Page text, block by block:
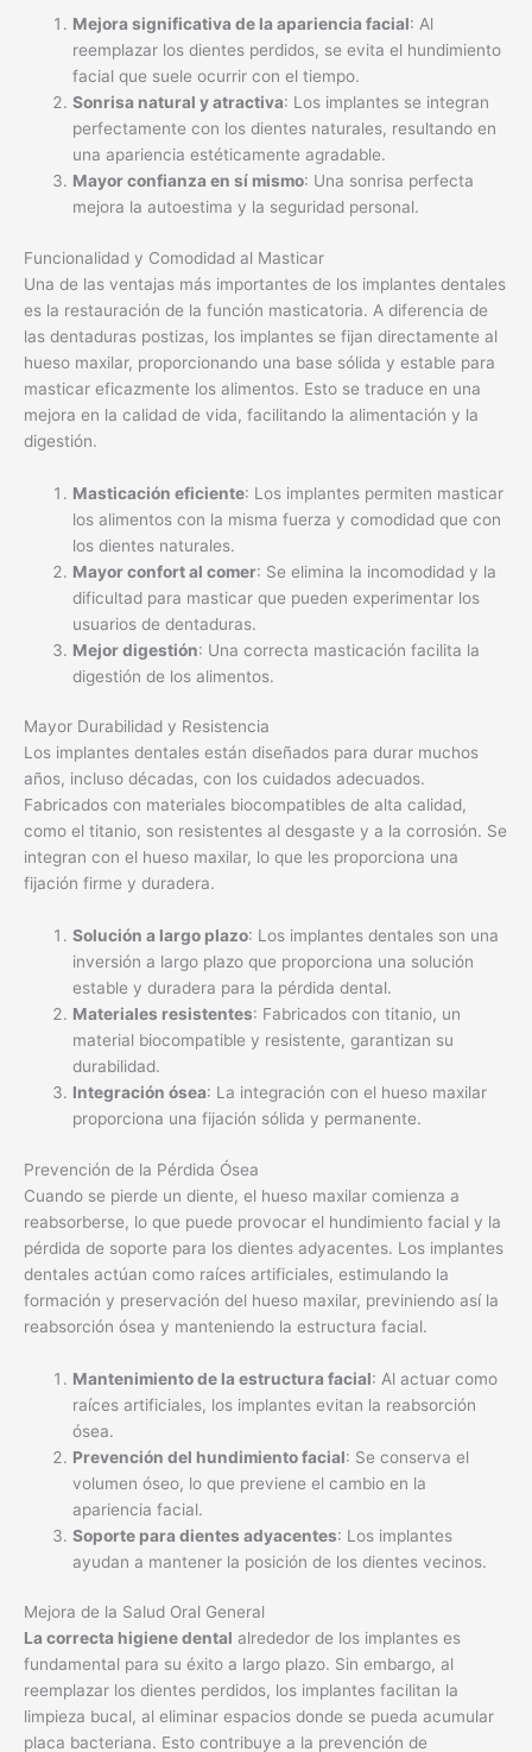
Mejora significativa de la apariencia facial: Al
reemplazar los dientes perdidos, se evita el hundimiento
facial que suele ocurrir con el tiempo.
Sonrisa natural y atractiva: Los implantes se integran
perfectamente con los dientes naturales, resultando en
una apariencia estéticamente agradable.
Mayor confianza en sí mismo: Una sonrisa perfecta
mejora la autoestima y la seguridad personal.
Funcionalidad y Comodidad al Masticar
Una de las ventajas más importantes de los implantes dentales
es la restauración de la función masticatoria. A diferencia de
las dentaduras postizas, los implantes se fijan directamente al
hueso maxilar, proporcionando una base sólida y estable para
masticar eficazmente los alimentos. Esto se traduce en una
mejora en la calidad de vida, facilitando la alimentación y la
digestión.
Masticación eficiente: Los implantes permiten masticar
los alimentos con la misma fuerza y comodidad que con
los dientes naturales.
Mayor confort al comer: Se elimina la incomodidad y la
dificultad para masticar que pueden experimentar los
usuarios de dentaduras.
Mejor digestión: Una correcta masticación facilita la
digestión de los alimentos.
Mayor Durabilidad y Resistencia
Los implantes dentales están diseñados para durar muchos
años, incluso décadas, con los cuidados adecuados.
Fabricados con materiales biocompatibles de alta calidad,
como el titanio, son resistentes al desgaste y a la corrosión. Se
integran con el hueso maxilar, lo que les proporciona una
fijación firme y duradera.
Solución a largo plazo: Los implantes dentales son una
inversión a largo plazo que proporciona una solución
estable y duradera para la pérdida dental.
Materiales resistentes: Fabricados con titanio, un
material biocompatible y resistente, garantizan su
durabilidad.
Integración ósea: La integración con el hueso maxilar
proporciona una fijación sólida y permanente.
Prevención de la Pérdida Ósea
Cuando se pierde un diente, el hueso maxilar comienza a
reabsorberse, lo que puede provocar el hundimiento facial y la
pérdida de soporte para los dientes adyacentes. Los implantes
dentales actúan como raíces artificiales, estimulando la
formación y preservación del hueso maxilar, previniendo así la
reabsorción ósea y manteniendo la estructura facial.
Mantenimiento de la estructura facial: Al actuar como
raíces artificiales, los implantes evitan la reabsorción
ósea.
Prevención del hundimiento facial: Se conserva el
volumen óseo, lo que previene el cambio en la
apariencia facial.
Soporte para dientes adyacentes: Los implantes
ayudan a mantener la posición de los dientes vecinos.
Mejora de la Salud Oral General
La correcta higiene dental alrededor de los implantes es
fundamental para su éxito a largo plazo. Sin embargo, al
reemplazar los dientes perdidos, los implantes facilitan la
limpieza bucal, al eliminar espacios donde se pueda acumular
placa bacteriana. Esto contribuye a la prevención de